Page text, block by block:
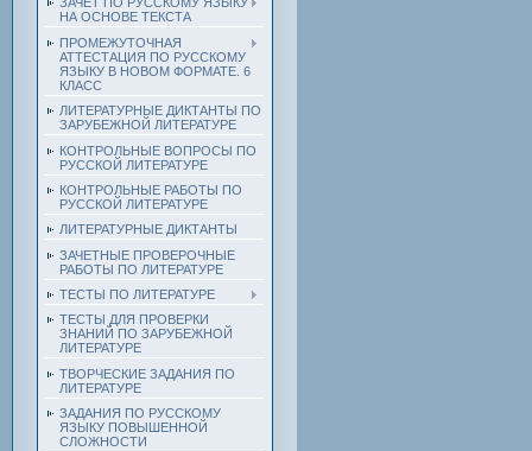
НА ОСНОВЕ ТЕКСТА
ПРОМЕЖУТОЧНАЯ
АТТЕСТАЦИЯ ПО РУССКОМУ
ЯЗЫКУ В НОВОМ ФОРМАТЕ. 6
КЛАСС
ЛИТЕРАТУРНЫЕ ДИКТАНТЫ ПО
ЗАРУБЕЖНОЙ ЛИТЕРАТУРЕ
КОНТРОЛЬНЫЕ ВОПРОСЫ ПО
РУССКОЙ ЛИТЕРАТУРЕ
КОНТРОЛЬНЫЕ РАБОТЫ ПО
РУССКОЙ ЛИТЕРАТУРЕ
ЛИТЕРАТУРНЫЕ ДИКТАНТЫ
ЗАЧЕТНЫЕ ПРОВЕРОЧНЫЕ
РАБОТЫ ПО ЛИТЕРАТУРЕ
ТЕСТЫ ПО ЛИТЕРАТУРЕ
ТЕСТЫ ДЛЯ ПРОВЕРКИ
ЗНАНИЙ ПО ЗАРУБЕЖНОЙ
ЛИТЕРАТУРЕ
ТВОРЧЕСКИЕ ЗАДАНИЯ ПО
ЛИТЕРАТУРЕ
ЗАДАНИЯ ПО РУССКОМУ
ЯЗЫКУ ПОВЫШЕННОЙ
СЛОЖНОСТИ